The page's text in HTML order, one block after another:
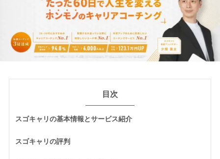
目次
スゴキャリの基本情報とサービス紹介
スゴキャリの評判